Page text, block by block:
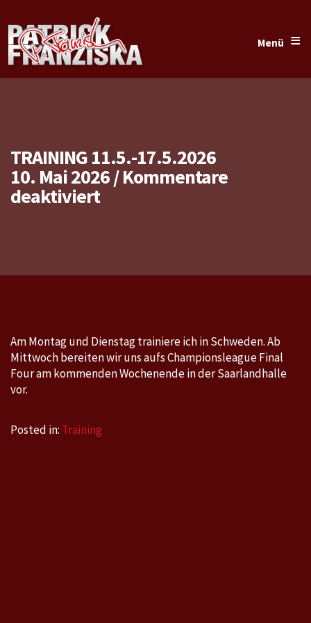
Menü ≡
TRAINING 11.5.-17.5.2026
10. Mai 2026/Kommentare
deaktiviertfür
Am Montag und Dienstag trainiere ich in Schweden. Ab
Mittwoch bereiten wir uns aufs Championsleague Final
Four am kommenden Wochenende in der Saarlandhalle
vor.
Posted in: Training